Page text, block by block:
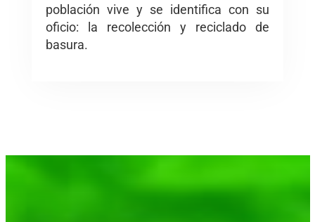
población vive y se identifica con su
oficio: la recolección y reciclado de
basura.